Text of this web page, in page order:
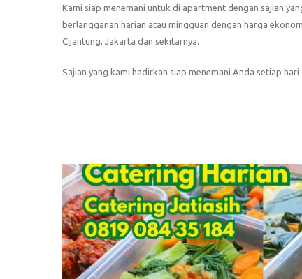
Kami siap menemani untuk di apartment dengan sajian
berlangganan harian atau mingguan dengan harga
Cijantung, Jakarta dan sekitarnya.
Sajian yang kami hadirkan siap menemani Anda setiap